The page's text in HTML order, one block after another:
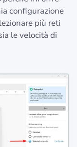
configurazione
più reti
le velocità di